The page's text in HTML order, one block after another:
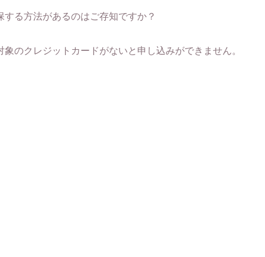
る方法があるのはご存知ですか？
のクレジットカードがないと申し込みができません。